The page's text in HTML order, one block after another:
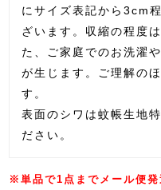
にサイズ表記から3cm
ざいます。収縮の程度
た、ご家庭でのお洗濯
が生じます。ご理解の
す。
表面のシワは蚊帳生地
ださい。
※単品で1点までメール便発